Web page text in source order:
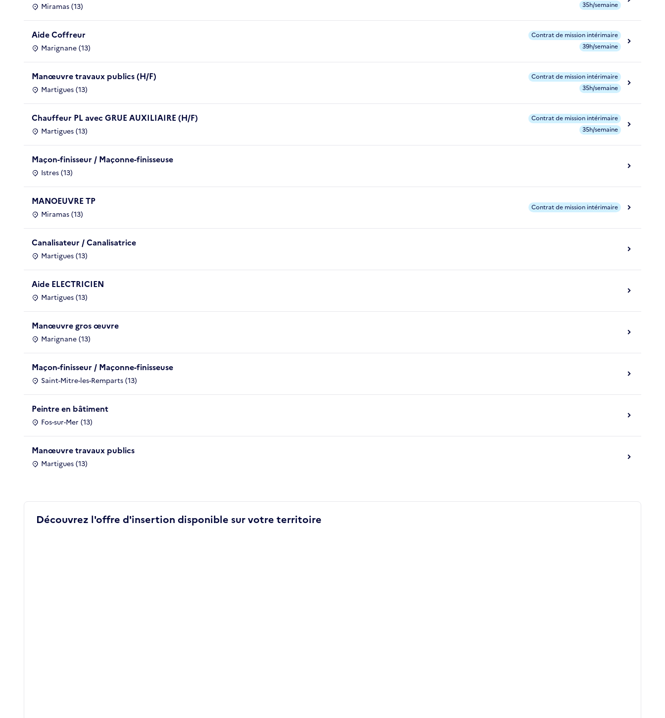
Miramas (13)
35h/semaine
Aide Coffreur
Marignane (13)
Contrat de mission intérimaire
39h/semaine
Manœuvre travaux publics (H/F)
Martigues (13)
Contrat de mission intérimaire
35h/semaine
Chauffeur PL avec GRUE AUXILIAIRE (H/F)
Martigues (13)
Contrat de mission intérimaire
35h/semaine
Maçon-finisseur / Maçonne-finisseuse
Istres (13)
MANOEUVRE TP
Miramas (13)
Contrat de mission intérimaire
Canalisateur / Canalisatrice
Martigues (13)
Aide ELECTRICIEN
Martigues (13)
Manœuvre gros œuvre
Marignane (13)
Maçon-finisseur / Maçonne-finisseuse
Saint-Mitre-les-Remparts (13)
Peintre en bâtiment
Fos-sur-Mer (13)
Manœuvre travaux publics
Martigues (13)
Découvrez l'offre d'insertion disponible sur votre territoire